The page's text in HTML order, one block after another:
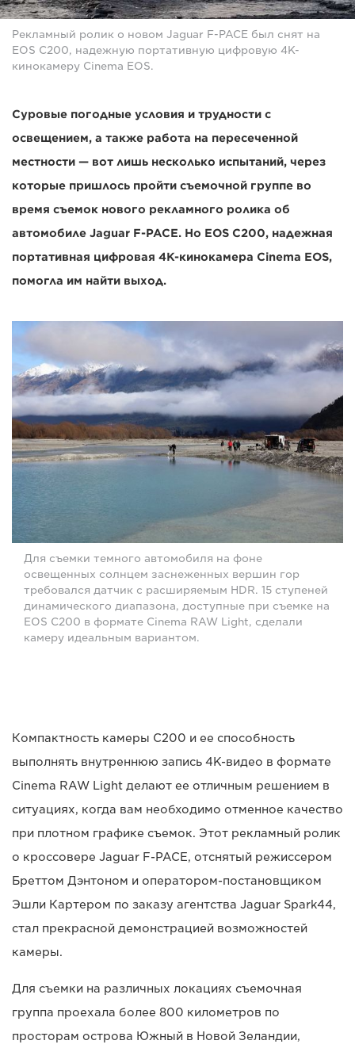
Рекламный ролик о новом Jaguar F-PACE был снят на
EOS C200, надежную портативную цифровую 4K-
кинокамеру Cinema EOS.
Суровые погодные условия и трудности с
освещением, а также работа на пересеченной
местности — вот лишь несколько испытаний, через
которые пришлось пройти съемочной группе во
время съемок нового рекламного ролика об
автомобиле Jaguar F-PACE. Но EOS C200, надежная
портативная цифровая 4K-кинокамера Cinema EOS,
помогла им найти выход.
Для съемки темного автомобиля на фоне
освещенных солнцем заснеженных вершин гор
требовался датчик с расширяемым HDR. 15 ступеней
динамического диапазона, доступные при съемке на
EOS C200 в формате Cinema RAW Light, сделали
камеру идеальным вариантом.
Компактность камеры C200 и ее способность
выполнять внутреннюю запись 4K-видео в формате
Cinema RAW Light делают ее отличным решением в
ситуациях, когда вам необходимо отменное качество
при плотном графике съемок. Этот рекламный ролик
о кроссовере Jaguar F-PACE, отснятый режиссером
Бреттом Дэнтоном и оператором-постановщиком
Эшли Картером по заказу агентства Jaguar Spark44,
стал прекрасной демонстрацией возможностей
камеры.
Для съемки на различных локациях съемочная
группа проехала более 800 километров по
просторам острова Южный в Новой Зеландии,